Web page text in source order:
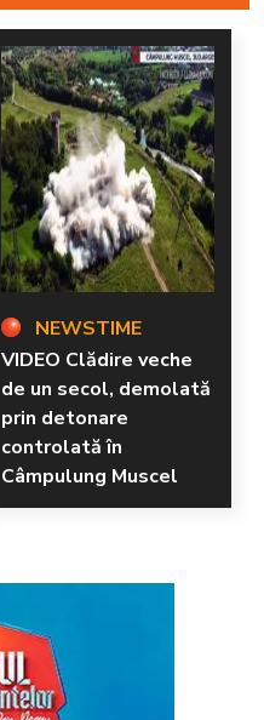
NEWSTIME
VIDEO Clădire veche
de un secol, demolată
prin detonare
controlată în
Câmpulung Muscel